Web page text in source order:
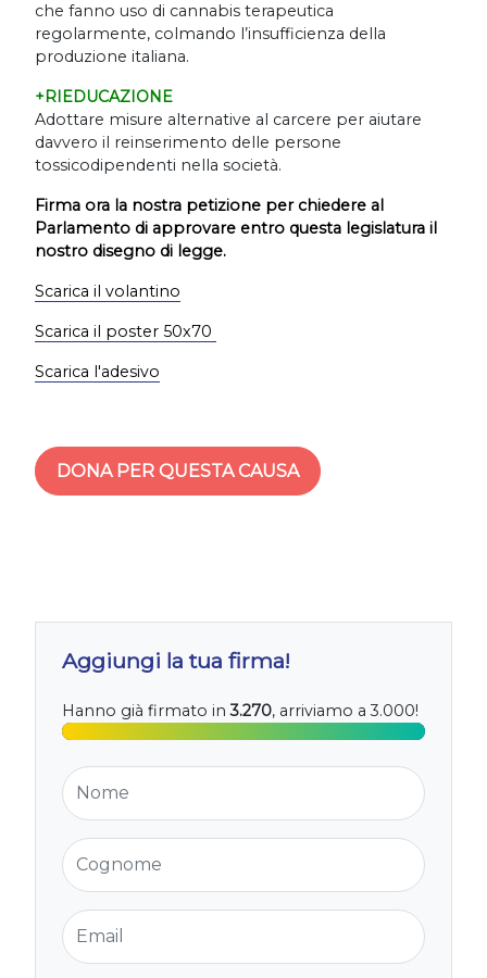
che fanno uso di cannabis terapeutica
regolarmente, colmando l’insufficienza della
produzione italiana.
+RIEDUCAZIONE
Adottare misure alternative al carcere per aiutare
davvero il reinserimento delle persone
tossicodipendenti nella società.
Firma ora la nostra petizione per chiedere al
Parlamento di approvare entro questa legislatura il
nostro disegno di legge.
Scarica il volantino
Scarica il poster 50x70
Scarica l'adesivo
DONA PER QUESTA CAUSA
Aggiungi la tua firma!
Hanno già firmato in3.270, arriviamo a 3.000!
Nome
Cognome
Email